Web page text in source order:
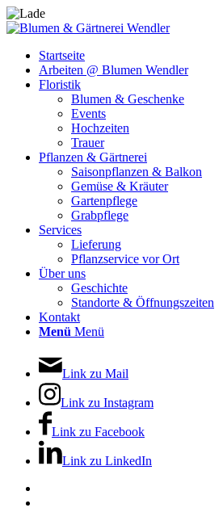
Startseite
Arbeiten @ Blumen Wendler
Floristik
Blumen & Geschenke
Events
Hochzeiten
Trauer
Pflanzen & Gärtnerei
Saisonpflanzen & Balkon
Gemüse & Kräuter
Gartenpflege
Grabpflege
Services
Lieferung
Pflanzservice vor Ort
Über uns
Geschichte
Standorte & Öffnungszeiten
Kontakt
Menü Menü
Link zu Mail
Link zu Instagram
Link zu Facebook
Link zu LinkedIn